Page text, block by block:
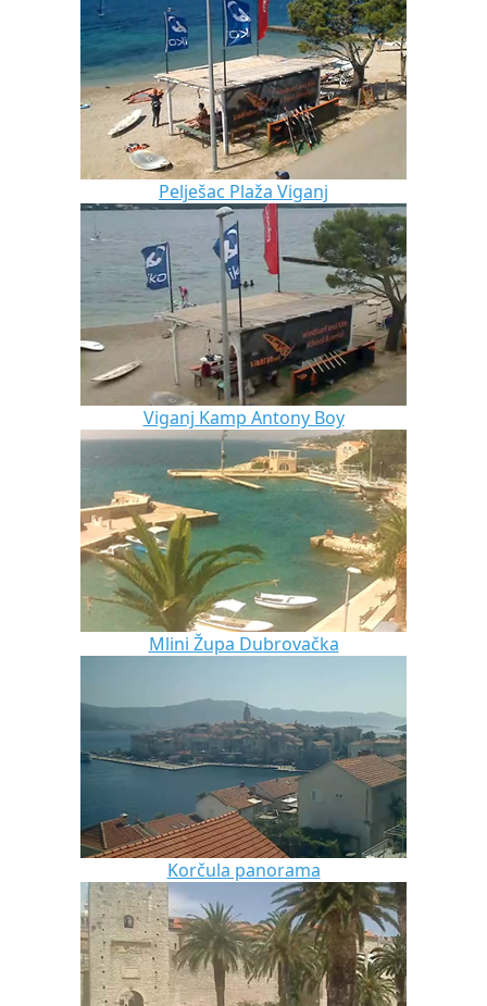
Pelješac Plaža Viganj
Viganj Kamp Antony Boy
Mlini Župa Dubrovačka
Korčula panorama